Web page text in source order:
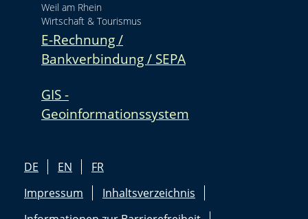
Weil am Rhein
Wirtschaft & Tourismus
E-Rechnung /
Bankverbindung / SEPA
GIS -
Geoinformationssystem
DE EN
FR
Impressum
Inhaltsverzeichnis